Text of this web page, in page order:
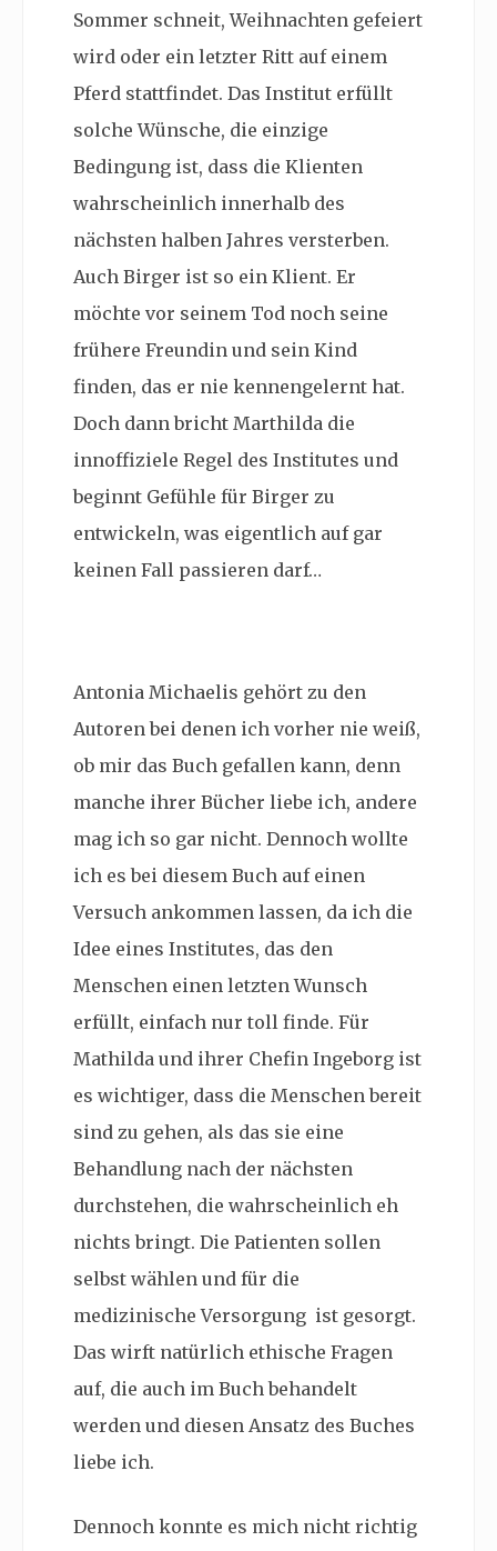
Sommer schneit, Weihnachten gefeiert
wird oder ein letzter Ritt auf einem
Pferd stattfindet. Das Institut erfüllt
solche Wünsche, die einzige
Bedingung ist, dass die Klienten
wahrscheinlich innerhalb des
nächsten halben Jahres versterben.
Auch Birger ist so ein Klient. Er
möchte vor seinem Tod noch seine
frühere Freundin und sein Kind
finden, das er nie kennengelernt hat.
Doch dann bricht Marthilda die
innoffiziele Regel des Institutes und
beginnt Gefühle für Birger zu
entwickeln, was eigentlich auf gar
keinen Fall passieren darf…
Antonia Michaelis gehört zu den
Autoren bei denen ich vorher nie weiß,
ob mir das Buch gefallen kann, denn
manche ihrer Bücher liebe ich, andere
mag ich so gar nicht. Dennoch wollte
ich es bei diesem Buch auf einen
Versuch ankommen lassen, da ich die
Idee eines Institutes, das den
Menschen einen letzten Wunsch
erfüllt, einfach nur toll finde. Für
Mathilda und ihrer Chefin Ingeborg ist
es wichtiger, dass die Menschen bereit
sind zu gehen, als das sie eine
Behandlung nach der nächsten
durchstehen, die wahrscheinlich eh
nichts bringt. Die Patienten sollen
selbst wählen und für die
medizinische Versorgung ist gesorgt.
Das wirft natürlich ethische Fragen
auf, die auch im Buch behandelt
werden und diesen Ansatz des Buches
liebe ich.
Dennoch konnte es mich nicht richtig